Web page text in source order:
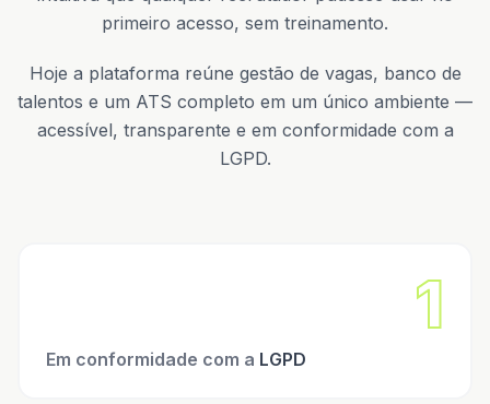
primeiro acesso, sem treinamento.
Hoje a plataforma reúne gestão de vagas, banco de
talentos e um ATS completo em um único ambiente —
acessível, transparente e em conformidade com a
LGPD.
1
Em conformidade com a LGPD